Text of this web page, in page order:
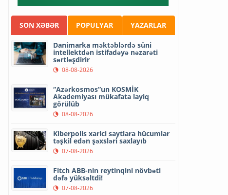
SON XƏBƏR POPULYAR YAZARLAR
Danimarka məktəblərdə süni
intellektdən istifadəyə nəzarəti
sərtləşdirir
08-08-2026
“Azərkosmos”un KOSMİK
Akademiyası mükafata layiq
görülüb
08-08-2026
Kiberpolis xarici saytlara hücumlar
təşkil edən şəxsləri saxlayıb
07-08-2026
Fitch ABB-nin reytinqini növbəti
dəfə yüksəltdi!
07-08-2026